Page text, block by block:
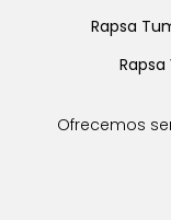
Rapsa
Ofrecemos